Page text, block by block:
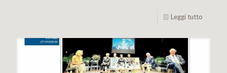
Leggi tutto